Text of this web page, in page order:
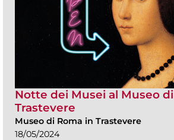
Notte dei Musei al Museo
Trastevere
Museo di Roma in Trastevere
18/05/2024